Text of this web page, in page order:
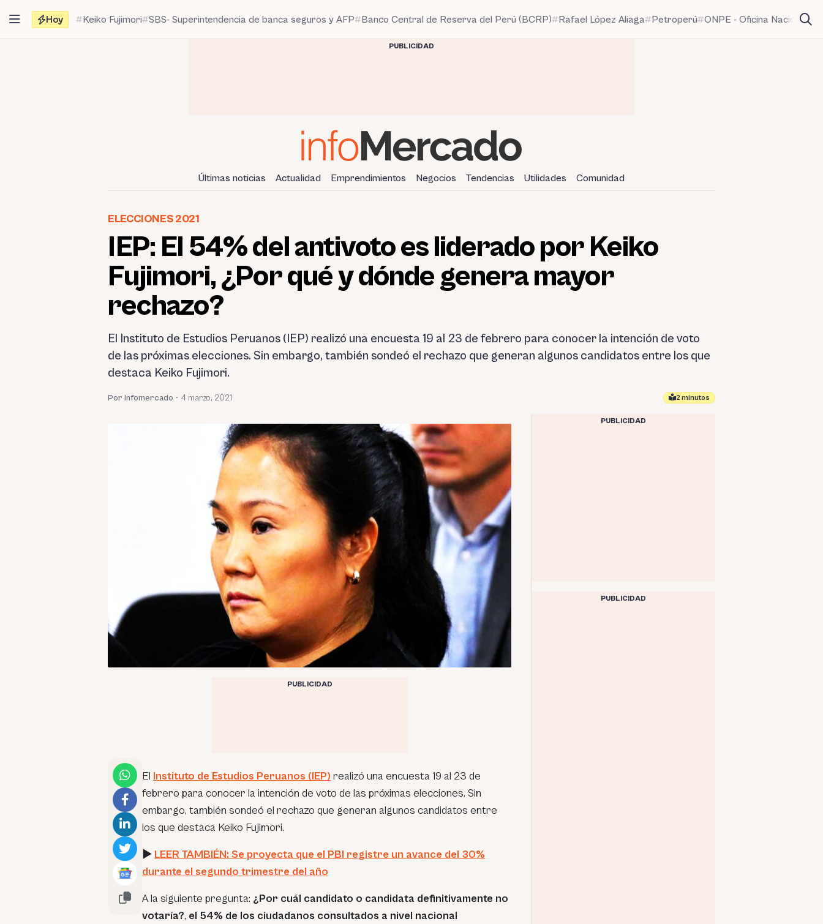
contenido
Hoy Keiko Fujimori SBS- Superintendencia de banca seguros y AFP Banco Central de Reserva del Perú (BCRP) Rafael López Aliaga Petroperú ONPE - Oficina Nacional
PUBLICIDAD
Últimas noticias Actualidad Emprendimientos Negocios Tendencias Utilidades Comunidad
ELECCIONES 2021
IEP: El 54% del antivoto es liderado por Keiko
Fujimori, ¿Por qué y dónde genera mayor
rechazo?
El Instituto de Estudios Peruanos (IEP) realizó una encuesta 19 al 23 de febrero para conocer la intención de voto
de las próximas elecciones. Sin embargo, también sondeó el rechazo que generan algunos candidatos entre los que
destaca Keiko Fujimori.
Por Infomercado • 4 marzo, 2021 2 minutos
PUBLICIDAD
El Instituto de Estudios Peruanos (IEP) realizó una encuesta 19 al 23 de
febrero para conocer la intención de voto de las próximas elecciones. Sin
embargo, también sondeó el rechazo que generan algunos candidatos entre
los que destaca Keiko Fujimori.
► LEER TAMBIÉN: Se proyecta que el PBI registre un avance del 30%
durante el segundo trimestre del año
A la siguiente pregunta: ¿Por cuál candidato o candidata definitivamente no
votaría?, el 54% de los ciudadanos consultados a nivel nacional
PUBLICIDAD
PUBLICIDAD